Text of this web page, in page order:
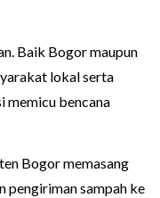
Baik Bogor maupun
lokal serta
memicu bencana
Bogor memasang
pengiriman sampah ke